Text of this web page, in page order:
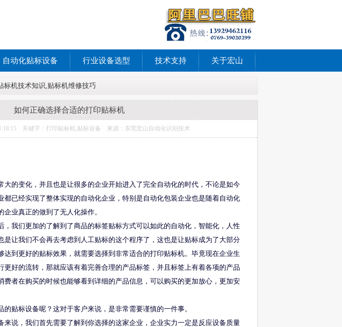
自动化贴标设备 行业设备选型 技术支持 关于宏山
标机技术知识,贴标机维修技巧
如何正确选择合适的打印贴标机
关键字：打印贴标机,贴标设备 来源：东莞宏山自动化识别技术
大的变化，并且也是让很多的企业开始进入了完全自动化的时代，不论是如今
都已经实现了整体实现的自动化企业，特别是自动化包装企业也是随着自动化
业真正的做到了无人化操作。
，我们更加的了解到了商品的标签贴标方式可以如此的自动化，智能化，人性
是让我们不会再去考虑到人工贴标的这个程序了，这也是让贴标成为了大部分
达到更好的贴标效果，就需要选择到非常适合的打印贴标机。毕竟现在企业生
更好的流转，那就应该有着完善合理的产品标签，并且标签上有着各项的产品
费者在购买的时候也能够看到详细的产品信息，可以购买的更加放心，更加安
的贴标设备呢？这对于客户来说，是非常需要谨慎的一件事。
来说，我们首先需要了解到你选择的这家企业，企业实力一定是反应设备质量